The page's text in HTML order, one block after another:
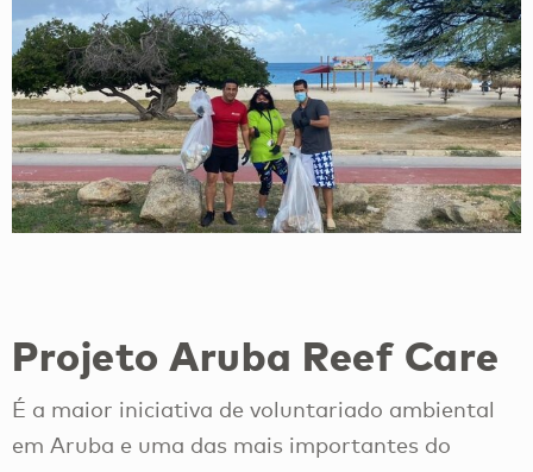
Projeto Aruba Reef Care
É a maior iniciativa de voluntariado ambiental
em Aruba e uma das mais importantes do